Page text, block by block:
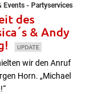
Events - Partyservices
des
& Andy
UPDATE
wir den Anruf
Horn. „Michael